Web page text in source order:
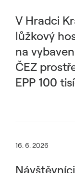
V Hradci
lůžkový
na
ČEZ
EPP 100
16. 6. 2026